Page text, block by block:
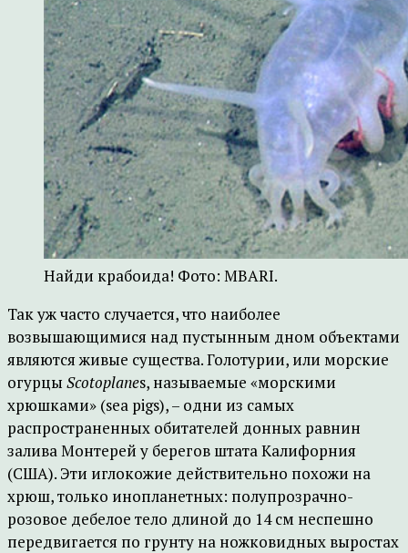
Найди крабоида! Фото: MBARI.
Так уж часто случается, что наиболее
возвышающимися над пустынным дном объектами
являются живые существа. Голотурии, или морские
огурцы Scotoplanes, называемые «морскими
хрюшками» (sea pigs), – одни из самых
распространенных обитателей донных равнин
залива Монтерей у берегов штата Калифорния
(США). Эти иглокожие действительно похожи на
хрюш, только инопланетных: полупрозрачно-
розовое дебелое тело длиной до 14 см неспешно
передвигается по грунту на ножковидных выростах